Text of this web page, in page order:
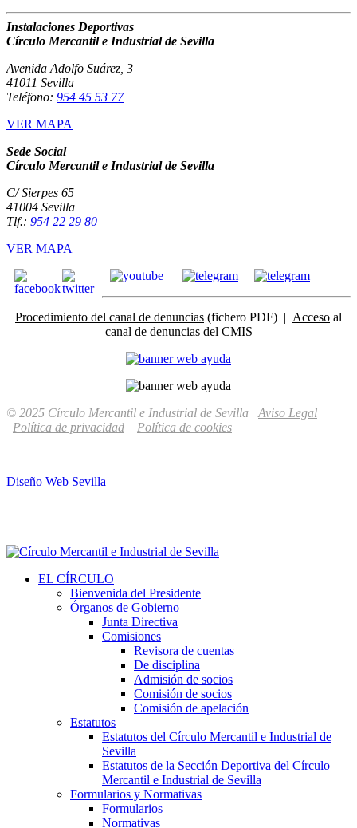
Instalaciones Deportivas
Círculo Mercantil e Industrial de Sevilla
Avenida Adolfo Suárez, 3
41011 Sevilla
Teléfono: 954 45 53 77
VER MAPA
Sede Social
Círculo Mercantil e Industrial de Sevilla
C/ Sierpes 65
41004 Sevilla
Tlf.: 954 22 29 80
VER MAPA
Procedimiento del canal de denuncias (fichero PDF) | Acceso al
canal de denuncias del CMIS
© 2025 Círculo Mercantil e Industrial de Sevilla Aviso Legal
Política de privacidad
Política de cookies
Diseño Web Sevilla
EL CÍRCULO
Bienvenida del Presidente
Órganos de Gobierno
Junta Directiva
Comisiones
Revisora de cuentas
De disciplina
Admisión de socios
Comisión de socios
Comisión de apelación
Estatutos
Estatutos del Círculo Mercantil e Industrial de
Sevilla
Estatutos de la Sección Deportiva del Círculo
Mercantil e Industrial de Sevilla
Formularios y Normativas
Formularios
Normativas